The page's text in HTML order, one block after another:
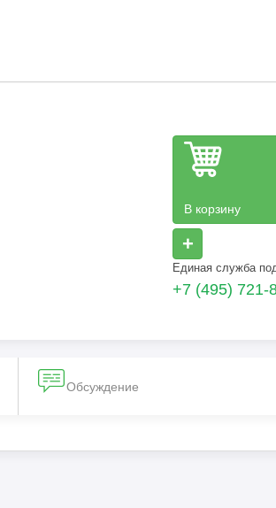
В корзину
+
Единая служба
+7 (495) 721-
Обсуждение